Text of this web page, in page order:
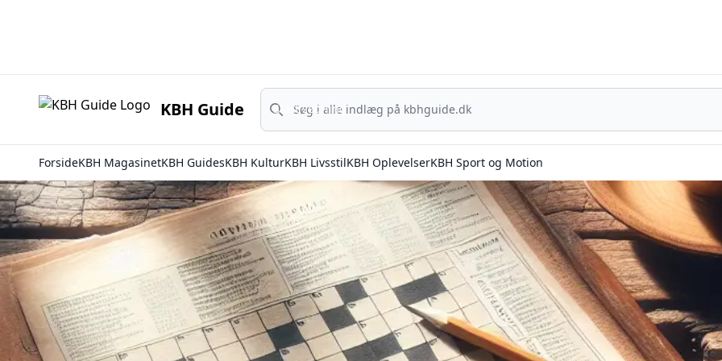
KBH Guide
Start søgning
Start søgning
ForsideKBH MagasinetKBH GuidesKBH KulturKBH LivsstilKBH OplevelserKBH Sport og Motion